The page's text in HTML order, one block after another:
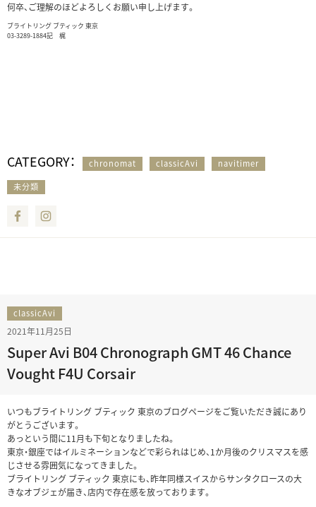
何卒、ご理解のほどよろしくお願い申し上げます。
ブライトリング ブティック 東京
03-3289-1884記 梶
CATEGORY： chronomat classicAvi
navitimer
未分類
Facebook
classicAvi
2021年11月25日
Super Avi B04 Chronograph GMT 46 Chance
Vought F4U Corsair
いつもブライトリング ブティック 東京のブログページをご覧いただき誠にあり
がとうございます。
あっという間に11月も下旬となりましたね。
東京・銀座ではイルミネーションなどで彩られはじめ、1か月後のクリスマスを感
じさせる雰囲気になってきました。
ブライトリング ブティック 東京にも、昨年同様スイスからサンタクロースの大
きなオブジェが届き、店内で存在感を放っております。